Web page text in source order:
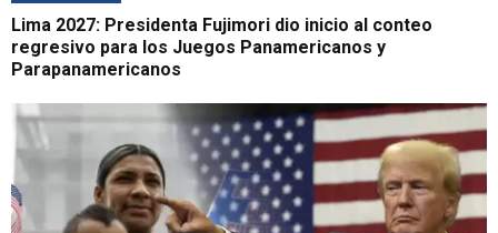
Lima 2027: Presidenta Fujimori dio inicio al conteo
regresivo para los Juegos Panamericanos y
Parapanamericanos